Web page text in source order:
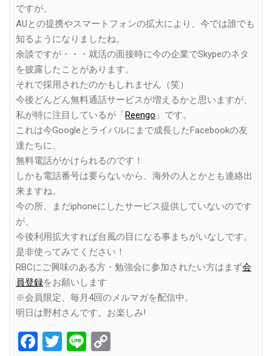
ですが、
AUとの提携やスマートフォンの拡大により、今では誰でも
知るようになりましたね。
余談ですが・・・就活の面接時に今の企業でSkypeのネタ
を披露したことがあります。
それで採用されたのかもしれません（笑）
今後どんどん無料通話サービスが増えるかと思いますが、
私が特に注目しているが「Reengo 」です。
これは今Googleとライバルにまで成長したFacebookの友
達たちに、
無料電話がかけられるのです！
しかも電話番号は要らないから、海外の人とかとも連絡出
来ますね。
今の所、まだiphoneにしたサービス提供していないのです
が、
今後利用拡大すれば台風の目になる事まちがいなしです。
是非使ってみてください！
RBCにご興味のある方・勉強会に参加されたい方はまず会
員登録をお願いします
※会員限定、毎月4回のメルマガを配信中。
明日は野村さんです。お楽しみ!
Facebook
Twitter
Line